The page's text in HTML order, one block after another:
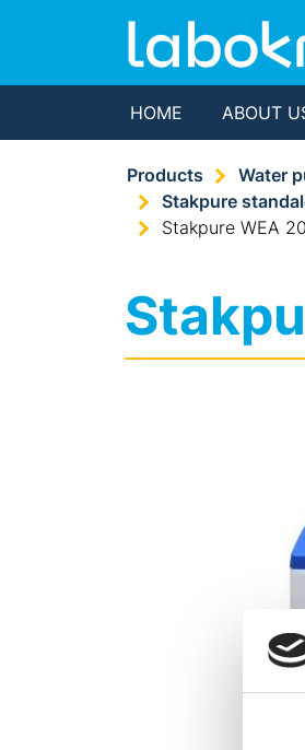
HOME ABOUT
Products Water
Stakpure
Stakpure WEA